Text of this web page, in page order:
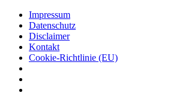
Impressum
Datenschutz
Disclaimer
Kontakt
Cookie-Richtlinie (EU)